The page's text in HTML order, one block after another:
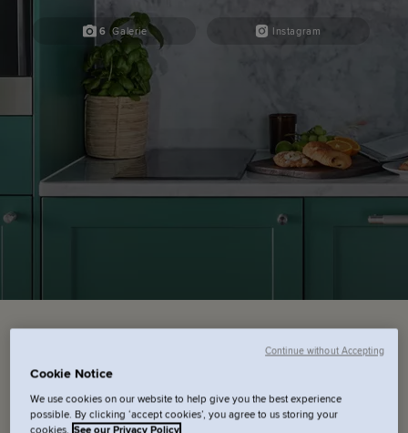
6 Galerie Instagram
Code promo
Cookie Notice
We use cookies on our website to help give you the best experience
possible. By clicking ‘accept cookies’, you agree to us storing your
cookies. See our Privacy Policy
Continue without Accepting